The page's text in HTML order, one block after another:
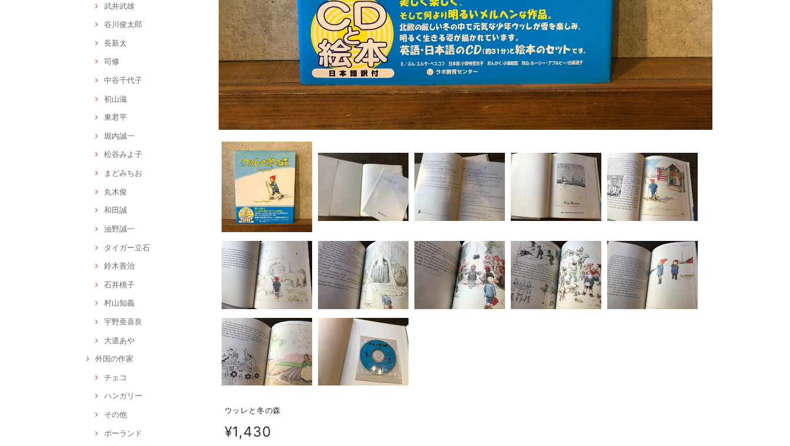
武井武雄
谷川俊太郎
長新太
司修
中谷千代子
初山滋
東君平
堀内誠一
松谷みよ子
まどみちお
丸木俊
和田誠
油野誠一
タイガー立石
鈴木善治
石井桃子
村山知義
宇野亜喜良
大道あや
外国の作家
チェコ
ハンガリー
その他
ポーランド
ウッレと冬の森
¥1,430